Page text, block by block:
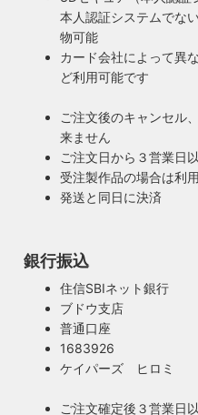
暮らしを照らす名脇
ジスタイル
計がダサいとイマイチ決ま
安心のPSE適合照明・
ハイロミドットコムで販売
合格した照明です。製造後
の古い照明も安心してお使
本人認証システムでな
物可能
カード会社によって異
ど利用可能です
ご注文後のキャンセル
来ません
ご注文日から３営業日
受注製作品の場合は利
発送と同日に決済
銀行振込
住信SBIネット銀行
ブドウ支店
普通口座
1683926
ケイパーズ ヒロミ
ご注文確定後３営業日